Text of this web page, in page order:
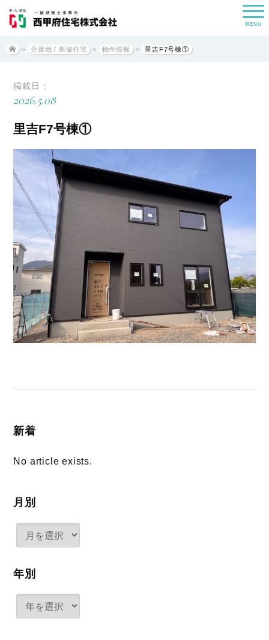
MENU
> 分譲地 / 新築住宅 > 物件情報 > 里吉F7号棟①
掲載日：
2026.5.08
里吉F7号棟①
新着
No article exists.
月別
年別